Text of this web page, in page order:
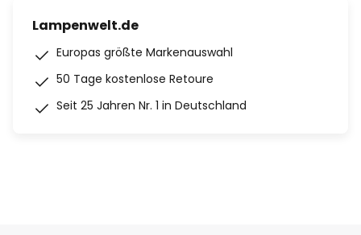
Lampenwelt.de
Europas größte Markenauswahl
50 Tage kostenlose Retoure
Seit 25 Jahren Nr. 1 in Deutschland